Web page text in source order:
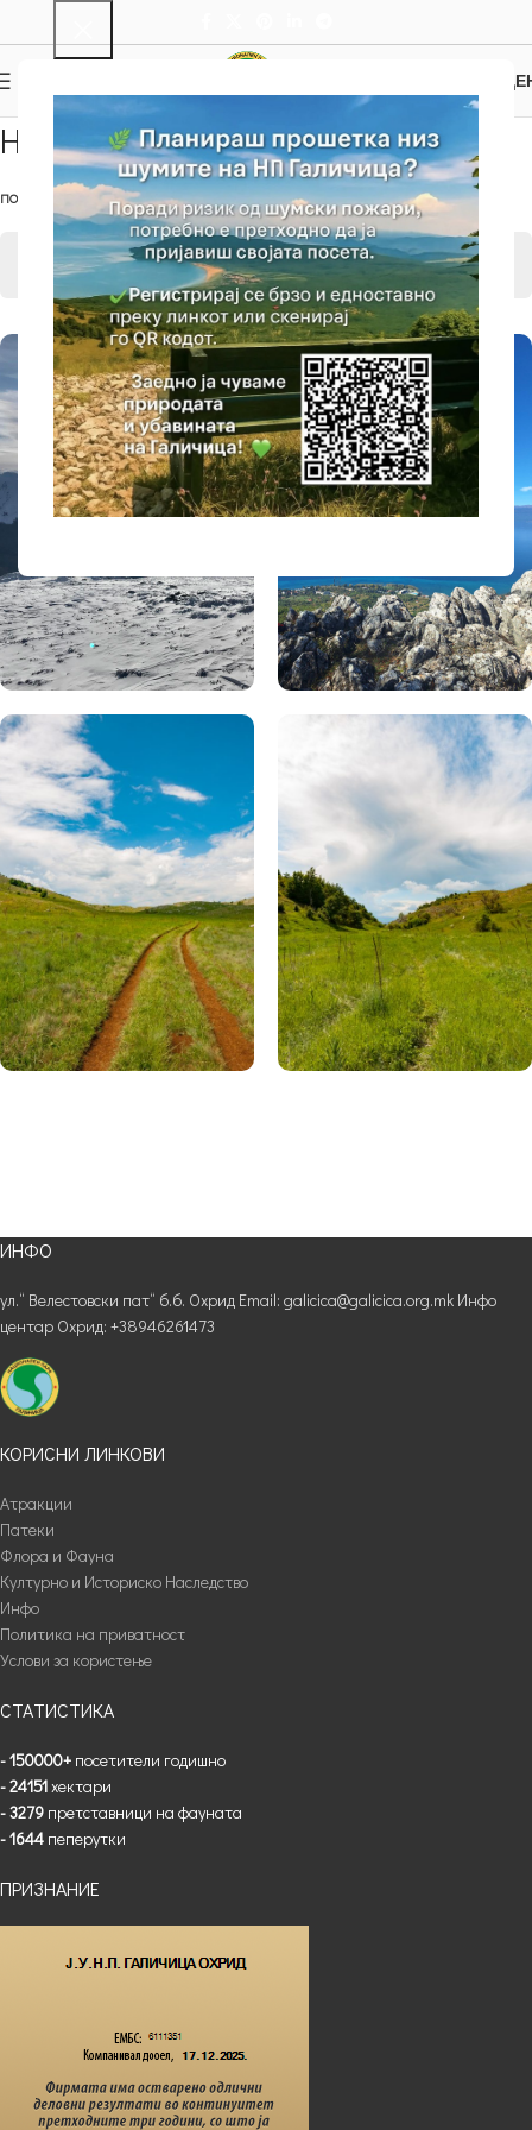
Наш Предлог
ПОЧЕТНА ПАТЕКИ/ НАШ ПРЕДЛОГ
ПАТЕКИ
НАШ ПРЕДЛОГ
ИНФО
ул.“ Велестовски пат“ б.б. Охрид Email: galicica@galicica.org.mk Инфо
центар Охрид: +38946261473
КОРИСНИ ЛИНКОВИ
Атракции
Патеки
Флора и Фауна
Културно и Историско Наследство
Инфо
Политика на приватност
Услови за користење
СТАТИСТИКА
- 150000+ посетители годишно
- 24151хектари
- 3279 претставници на фауната
- 1644 пеперутки
ПРИЗНАНИЕ